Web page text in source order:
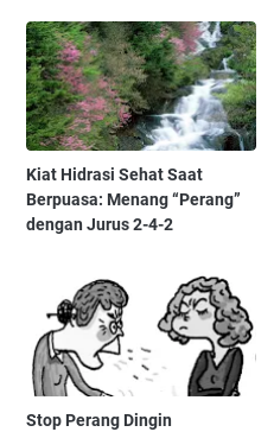
Kiat Hidrasi Sehat Saat
Berpuasa: Menang “Perang”
dengan Jurus 2-4-2
Stop Perang Dingin